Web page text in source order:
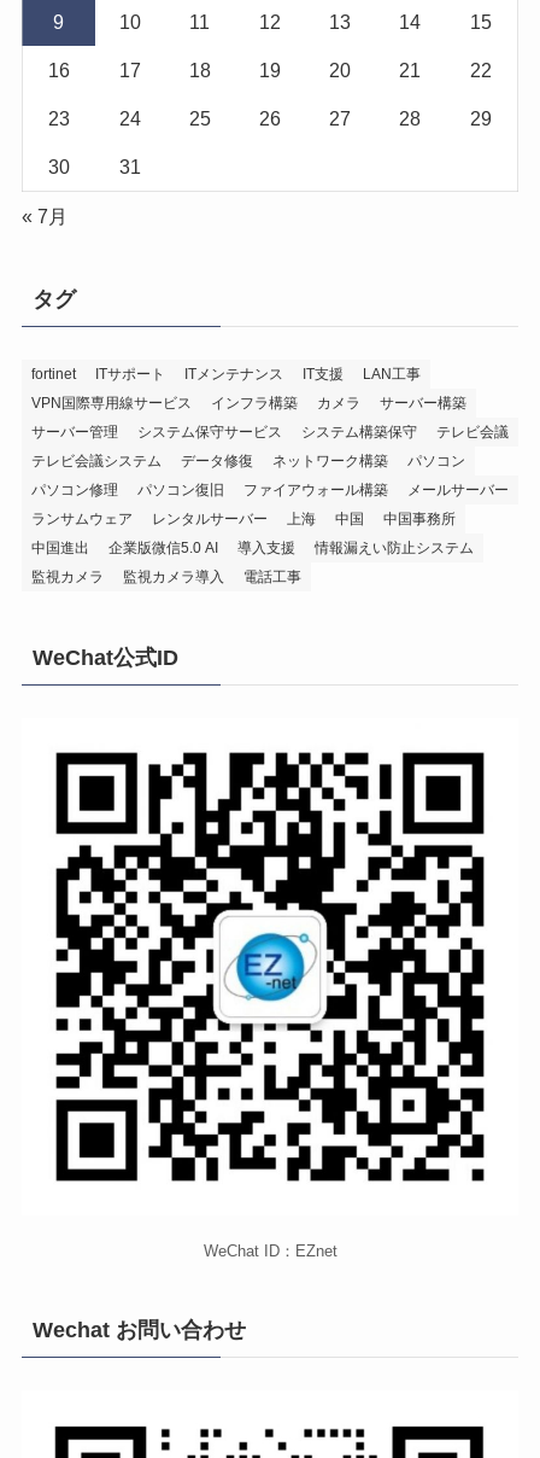
9 10 11 12 13 14 15
16 17 18 19 20 21 22
23 24 25 26 27 28 29
30 31
« 7月
タグ
fortinet ITサポート ITメンテナンス IT支援
LAN工事
VPN国際専用線サービス
インフラ構築 カメラ
サーバー構築
サーバー管理
システム保守サービス システム構築保守
テレビ会議
テレビ会議システム
データ修復 ネットワーク構築
パソコン
パソコン修理
パソコン復旧 ファイアウォール構築
メールサーバー
ランサムウェア
レンタルサーバー 上海 中国
中国事務所
中国進出
企業版微信5.0 AI 導入支援
情報漏えい防止システム
監視カメラ
監視カメラ導入 電話工事
WeChat公式ID
WeChat ID：EZnet
Wechat お問い合わせ